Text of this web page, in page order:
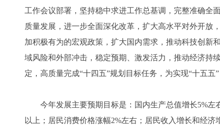
工作会议部署，坚持稳中求进工作总基调，完整准确全
质量发展，进一步全面深化改革，扩大高水平对外开放
加积极有为的宏观政策，扩大国内需求，推动科技创新
域风险和外部冲击，稳定预期、激发活力，推动经济持
定，高质量完成“十四五”规划目标任务，为实现“十五五
今年发展主要预期目标是：国内生产总值增长5%左
以上；居民消费价格涨幅2%左右；居民收入增长和经